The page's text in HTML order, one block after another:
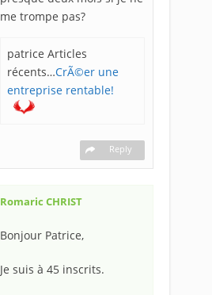
me trompe pas?
patrice Articles
récents…CrÃ©er une
entreprise rentable!
Reply
Romaric CHRIST
Bonjour Patrice,
Je suis à 45 inscrits.